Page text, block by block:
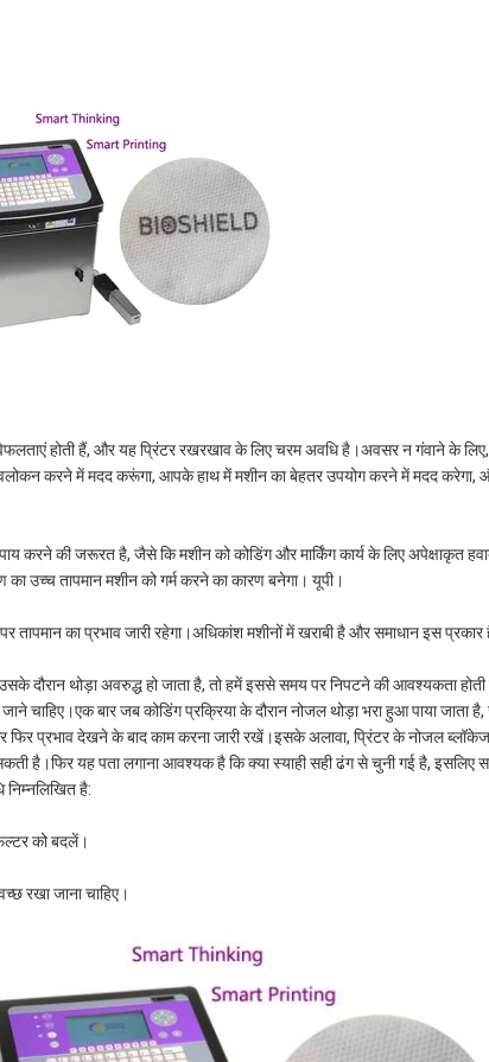
होती हैं, और यह प्रिंटर रखरखाव के लिए चरम अवधि है।अवसर न गंवाने के
करने में मदद करूंगा, आपके हाथ में मशीन का बेहतर उपयोग करने में मदद करेगा,
करने की जरूरत है, जैसे कि मशीन को कोडिंग और मार्किंग कार्य के लिए अपेक्षाकृत
उच्च तापमान मशीन को गर्म करने का कारण बनेगा। यूपी।
तापमान का प्रभाव जारी रहेगा।अधिकांश मशीनों में खराबी है और समाधान इस प्रकार
दौरान थोड़ा अवरुद्ध हो जाता है, तो हमें इससे समय पर निपटने की आवश्यकता
चाहिए।एक बार जब कोडिंग प्रक्रिया के दौरान नोजल थोड़ा भरा हुआ पाया जाता
प्रभाव देखने के बाद काम करना जारी रखें।इसके अलावा, प्रिंटर के नोजल ब्लॉकेज
है।फिर यह पता लगाना आवश्यक है कि क्या स्याही सही ढंग से चुनी गई है, इसलिए
निम्नलिखित है:
को बदलें।
रखा जाना चाहिए।